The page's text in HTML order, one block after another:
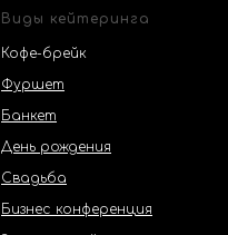
Виды кейтеринга
Кофе-брейк
Фуршет
Банкет
День рождения
Свадьба
Бизнес конференция